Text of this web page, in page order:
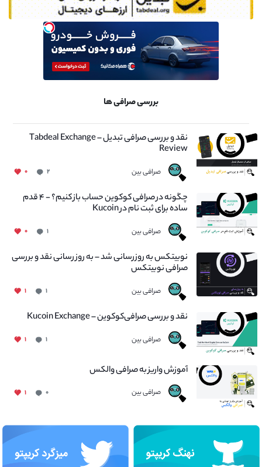
بررسی صرافی ها
نقد و بررسی صرافی تبدیل – Tabdeal Exchange
Review
صرافی بین ۲ ۰
چگونه در صرافی کوکوین حساب باز کنیم؟ - ۴ قدم
ساده برای ثبت نام در Kucoin
صرافی بین ۱ ۰
نوبیتکس به روزرسانی شد – به روز رسانی نقد و بررسی
صرافی نوبیتکس
صرافی بین ۱ ۱
نقد و بررسی صرافی‌کوکوین – Kucoin Exchange
صرافی بین ۱ ۱
آموزش واریز به صرافی والکس
صرافی بین ۰ ۱